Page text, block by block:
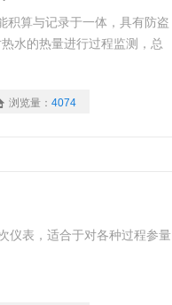
积算与记录于一体，具有防盗
水的热量进行过程监测，总
浏览量： 4074
仪表，适合于对各种过程参量